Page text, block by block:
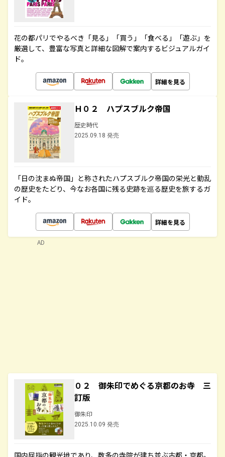
花の都パリでやるべき「見る」「買う」「食べる」「遊ぶ」を
厳選して、豊富な写真と詳細な図解で案内するビジュアルガイ
ド。
詳細を見る
Ｈ０２ ハプスブルク帝国
歴史時代
2025.09.18 発売
「日の沈まぬ帝国」と称されたハプスブルク帝国の栄光と動乱
の歴史をたどり、今なお各国に残る史跡を巡る歴史を旅するガ
イド。
詳細を見る
０２ 御朱印でめぐる京都のお寺 三
訂版
御朱印
2025.10.09 発売
国内屈指の観光地であり、数多の寺院が建ち並ぶ古都・京都。
AD